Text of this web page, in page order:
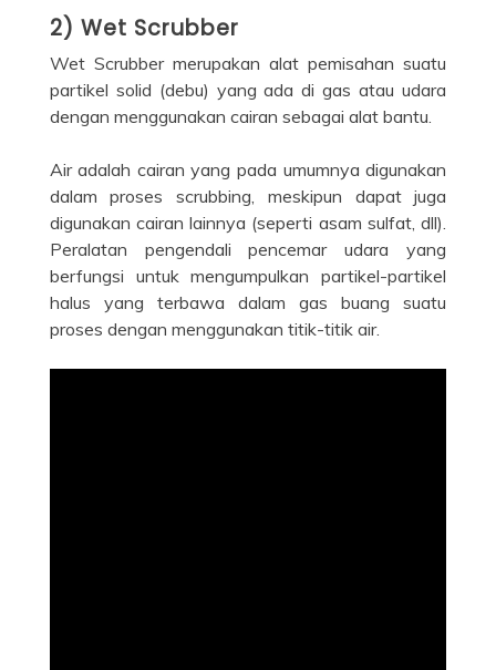
2) Wet Scrubber
Wet Scrubber merupakan alat pemisahan suatu
partikel solid (debu) yang ada di gas atau udara
dengan menggunakan cairan sebagai alat bantu.
Air adalah cairan yang pada umumnya digunakan
dalam proses scrubbing, meskipun dapat juga
digunakan cairan lainnya (seperti asam sulfat, dll).
Peralatan pengendali pencemar udara yang
berfungsi untuk mengumpulkan partikel-partikel
halus yang terbawa dalam gas buang suatu
proses dengan menggunakan titik-titik air.